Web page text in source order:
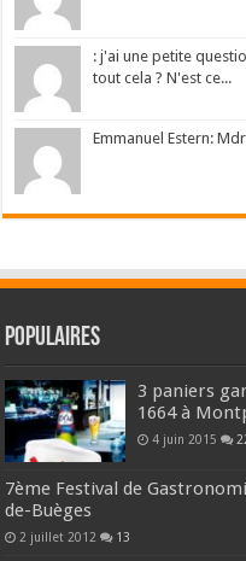
: j'ai une petite
tout cela ? N'est ce...
Emmanuel Estern:
Populaires
3 paniers
1664 à
4 juin 2015
7ème Festival de
de-Buèges
2 juillet 2012 13